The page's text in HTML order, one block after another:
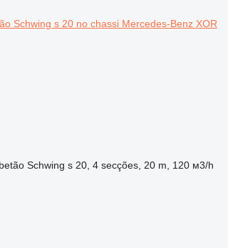
Schwing s 20 no chassi Mercedes-Benz XOR
Schwing s 20, 4 secções, 20 m, 120 м3/h